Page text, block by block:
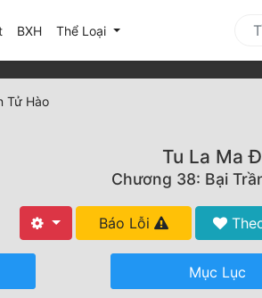
(current)
BXH Thể Loại
Tử Hào
Tu La Ma
Chương 38: Bại
Báo Lỗi
Mục Lục